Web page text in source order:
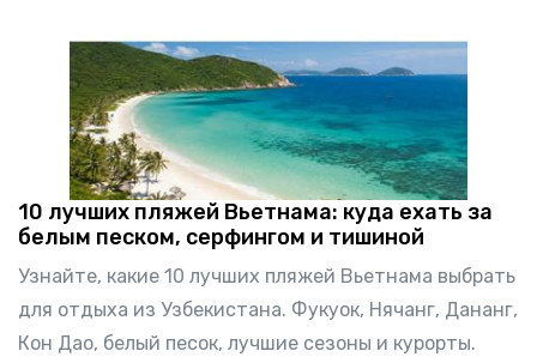
10 лучших пляжей Вьетнама: куда ехать за
белым песком, серфингом и тишиной
Узнайте, какие 10 лучших пляжей Вьетнама выбрать
для отдыха из Узбекистана. Фукуок, Нячанг, Дананг,
Кон Дао, белый песок, лучшие сезоны и курорты.